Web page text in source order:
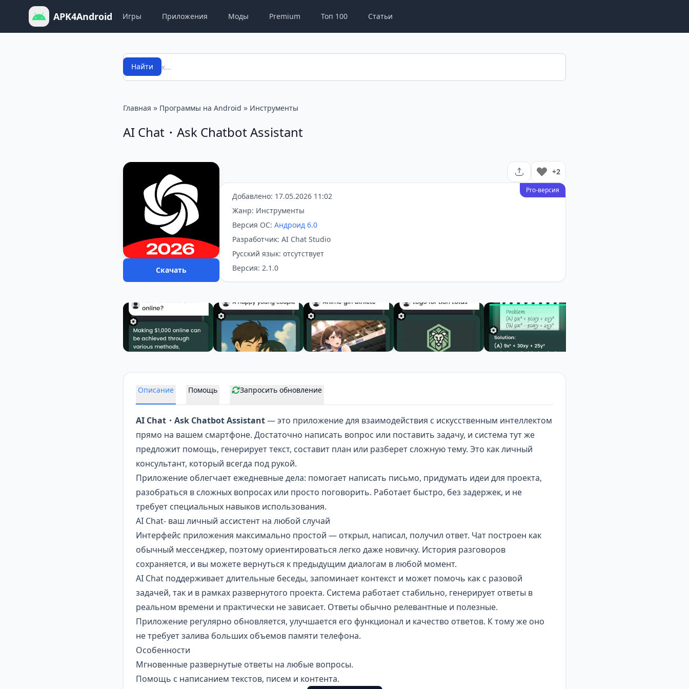
APK4Android Игры Приложения Моды Premium Топ 100 Статьи
Поиск
Найти
Главная » Программы на Android » Инструменты
AI Chat・Ask Chatbot Assistant
Скачать
+2
Pro-версия
Добавлено: 17.05.2026 11:02
Жанр: Инструменты
Версия ОС: Андроид 6.0
Разработчик: AI Chat Studio
Русский язык: отсутствует
Версия: 2.1.0
Описание Помощь Запросить обновление
AI Chat・Ask Chatbot Assistant— это приложение для взаимодействия с искусственным интеллектом
прямо на вашем смартфоне. Достаточно написать вопрос или поставить задачу, и система тут же
предложит помощь, генерирует текст, составит план или разберет сложную тему. Это как личный
консультант, который всегда под рукой.
Приложение облегчает ежедневные дела: помогает написать письмо, придумать идеи для проекта,
разобраться в сложных вопросах или просто поговорить. Работает быстро, без задержек, и не
требует специальных навыков использования.
AI Chat- ваш личный ассистент на любой случай
Интерфейс приложения максимально простой — открыл, написал, получил ответ. Чат построен как
обычный мессенджер, поэтому ориентироваться легко даже новичку. История разговоров
сохраняется, и вы можете вернуться к предыдущим диалогам в любой момент.
AI Chat поддерживает длительные беседы, запоминает контекст и может помочь как с разовой
задачей, так и в рамках развернутого проекта. Система работает стабильно, генерирует ответы в
реальном времени и практически не зависает. Ответы обычно релевантные и полезные.
Приложение регулярно обновляется, улучшается его функционал и качество ответов. К тому же оно
не требует залива больших объемов памяти телефона.
Особенности
Мгновенные развернутые ответы на любые вопросы.
Помощь с написанием текстов, писем и контента.